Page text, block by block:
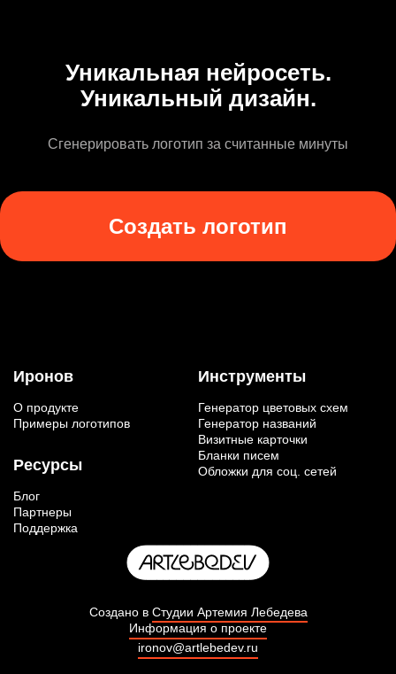
Уникальная нейросеть.
Уникальный дизайн.
Сгенерировать логотип за считанные минуты
Создать логотип
Иронов
О продукте
Примеры логотипов
Ресурсы
Блог
Партнеры
Поддержка
Инструменты
Генератор цветовых схем
Генератор названий
Визитные карточки
Бланки писем
Обложки для соц. сетей
Создано в Студии Артемия Лебедева
Информация о проекте
ironov@artlebedev.ru